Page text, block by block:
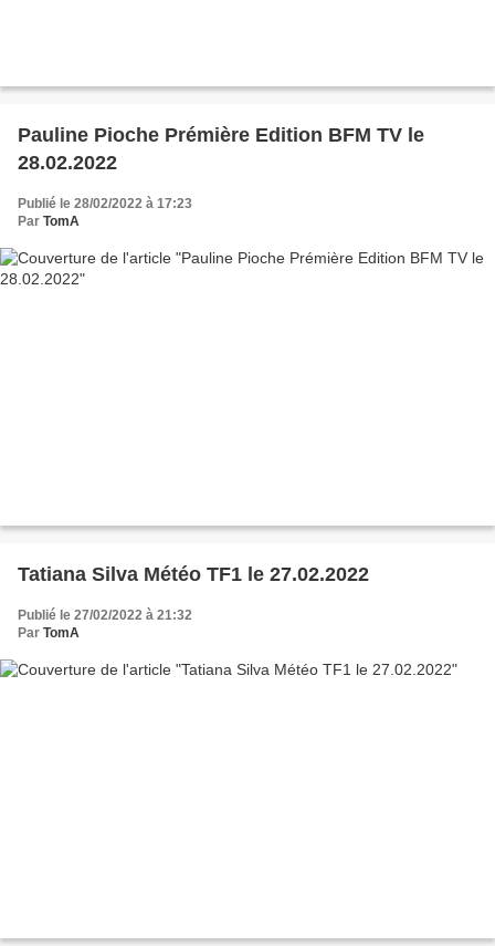
Pauline Pioche Prémière Edition BFM TV le
28.02.2022
Publié le 28/02/2022 à 17:23
Par TomA
Tatiana Silva Météo TF1 le 27.02.2022
Publié le 27/02/2022 à 21:32
Par TomA